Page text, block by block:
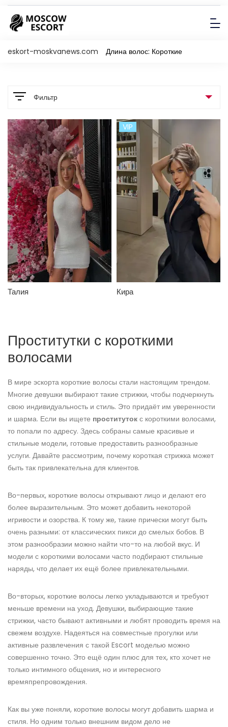
eskort-moskvanews.com Длина волос: Короткие
Фильтр
Порнозвезда
Порно-звезда
Не порно-звезда
393
Страна
Цвет волос
Языки
Размер груди
Талия
VIP
Кира
Проститутки с короткими
волосами
В мире эскорта короткие волосы стали настоящим трендом.
Многие девушки выбирают такие стрижки, чтобы подчеркнуть
свою индивидуальность и стиль. Это придаёт им уверенности
и шарма. Если вы ищете проституток с короткими волосами,
то попали по адресу. Здесь собраны самые красивые и
стильные модели, готовые предоставить разнообразные
услуги. Давайте рассмотрим, почему короткая стрижка может
быть так привлекательна для клиентов.
Во-первых, короткие волосы открывают лицо и делают его
более выразительным. Это может добавить некоторой
игривости и озорства. К тому же, такие прически могут быть
очень разными: от классических пикси до смелых бобов. В
этом разнообразии можно найти что-то на любой вкус. И
модели с короткими волосами часто подбирают стильные
наряды, что делает их ещё более привлекательными.
Во-вторых, короткие волосы легко укладываются и требуют
меньше времени на уход. Девушки, выбирающие такие
стрижки, часто бывают активными и любят проводить время на
свежем воздухе. Надеяться на совместные прогулки или
активные развлечения с такой Escort моделью можно
совершенно точно. Это ещё один плюс для тех, кто хочет не
только интимного общения, но и интересного
времяпрепровождения.
Как вы уже поняли, короткие волосы могут добавить шарма и
стиля. Но одним только внешним видом дело не